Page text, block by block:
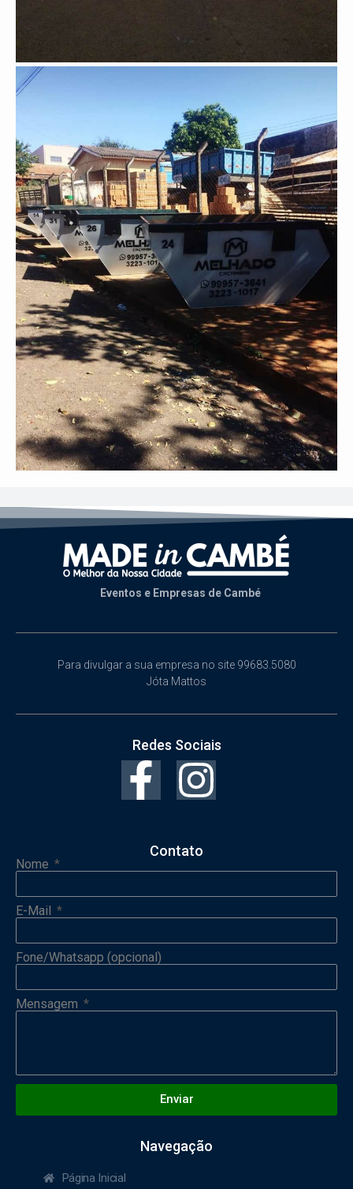
Eventos e Empresas de Cambé
Para divulgar a sua empresa no site 99683.5080
Jóta Mattos
Redes Sociais
Contato
Nome
E-Mail
Fone/Whatsapp (opcional)
Mensagem
Enviar
Navegação
Página Inicial